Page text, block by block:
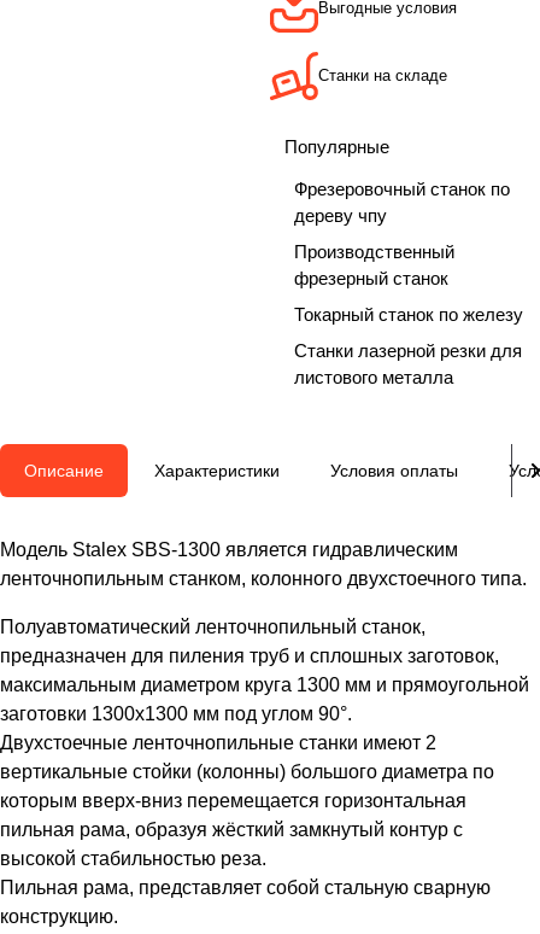
Выгодные условия
Станки на складе
Популярные
Фрезеровочный станок по
дереву чпу
Производственный
фрезерный станок
Токарный станок по железу
Станки лазерной резки для
листового металла
Описание Характеристики Условия оплаты
Модель Stalex SBS-1300 является гидравлическим
ленточнопильным станком, колонного двухстоечного типа.
Полуавтоматический ленточнопильный станок,
предназначен для пиления труб и сплошных заготовок,
максимальным диаметром круга 1300 мм и прямоугольной
заготовки 1300x1300 мм под углом 90°.
Двухстоечные ленточнопильные станки имеют 2
вертикальные стойки (колонны) большого диаметра по
которым вверх-вниз перемещается горизонтальная
пильная рама, образуя жёсткий замкнутый контур с
высокой стабильностью реза.
Пильная рама, представляет собой стальную сварную
конструкцию.